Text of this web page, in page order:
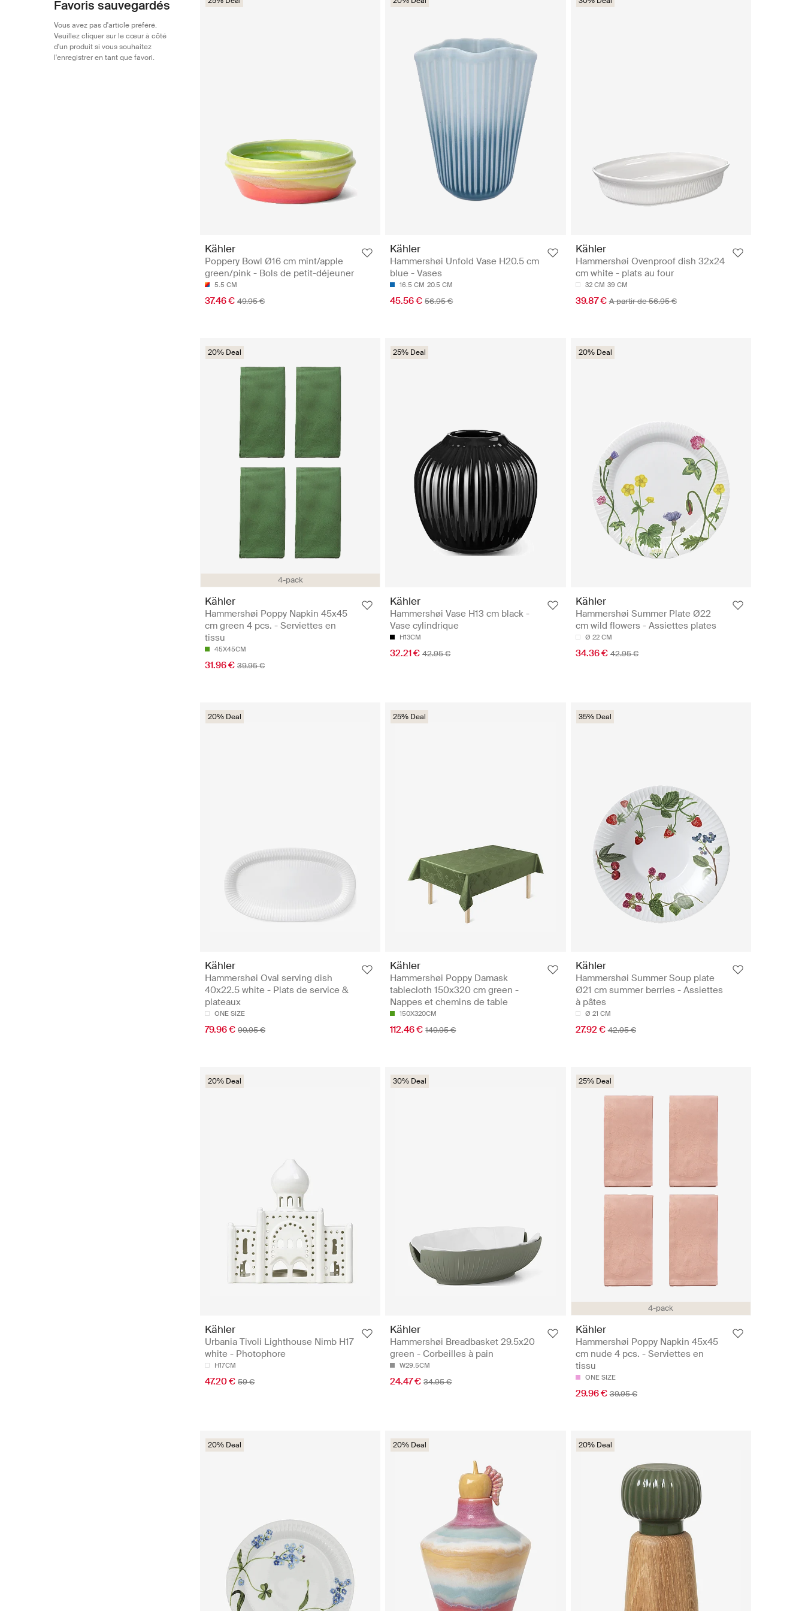
Favoris sauvegardés
Vous avez pas d'article préféré.
Veuillez cliquer sur le cœur à côté
d'un produit si vous souhaitez
l'enregistrer en tant que favori.
Kähler
Poppery Bowl Ø16 cm mint/apple
green/pink - Bols de petit-déjeuner
5.5 CM
37.46 € 49.95 €
Kähler
Hammershøi Unfold Vase H20.5 cm
blue - Vases
16.5 CM 20.5 CM
45.56 € 56.95 €
Kähler
Hammershøi Ovenproof dish 32x24
cm white - plats au four
32 CM 39 CM
39.87 € A partir de 56.95 €
4-pack
20% Deal
Kähler
Hammershøi Poppy Napkin 45x45
cm green 4 pcs. - Serviettes en
tissu
45X45CM
31.96 € 39.95 €
25% Deal
Kähler
Hammershøi Vase H13 cm black -
Vase cylindrique
H13CM
32.21 € 42.95 €
20% Deal
Kähler
Hammershøi Summer Plate Ø22
cm wild flowers - Assiettes plates
Ø 22 CM
34.36 € 42.95 €
20% Deal
Kähler
Hammershøi Oval serving dish
40x22.5 white - Plats de service &
plateaux
ONE SIZE
79.96 € 99.95 €
25% Deal
Kähler
Hammershøi Poppy Damask
tablecloth 150x320 cm green -
Nappes et chemins de table
150X320CM
112.46 € 149.95 €
35% Deal
Kähler
Hammershøi Summer Soup plate
Ø21 cm summer berries - Assiettes
à pâtes
Ø 21 CM
27.92 € 42.95 €
20% Deal
Kähler
Urbania Tivoli Lighthouse Nimb H17
white - Photophore
H17CM
47.20 € 59 €
30% Deal
Kähler
Hammershøi Breadbasket 29.5x20
green - Corbeilles à pain
W29.5CM
24.47 € 34.95 €
4-pack
25% Deal
Kähler
Hammershøi Poppy Napkin 45x45
cm nude 4 pcs. - Serviettes en
tissu
ONE SIZE
29.96 € 39.95 €
20% Deal 20% Deal 20% Deal